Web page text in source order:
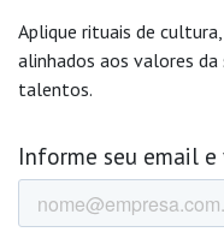
Aplique rituais de
alinhados aos valores
talentos.
Informe seu email